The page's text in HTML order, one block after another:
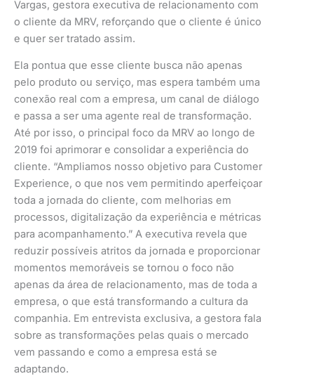
Vargas, gestora executiva de relacionamento com
o cliente da MRV, reforçando que o cliente é único
e quer ser tratado assim.
Ela pontua que esse cliente busca não apenas
pelo produto ou serviço, mas espera também uma
conexão real com a empresa, um canal de diálogo
e passa a ser uma agente real de transformação.
Até por isso, o principal foco da MRV ao longo de
2019 foi aprimorar e consolidar a experiência do
cliente. “Ampliamos nosso objetivo para Customer
Experience, o que nos vem permitindo aperfeiçoar
toda a jornada do cliente, com melhorias em
processos, digitalização da experiência e métricas
para acompanhamento.” A executiva revela que
reduzir possíveis atritos da jornada e proporcionar
momentos memoráveis se tornou o foco não
apenas da área de relacionamento, mas de toda a
empresa, o que está transformando a cultura da
companhia. Em entrevista exclusiva, a gestora fala
sobre as transformações pelas quais o mercado
vem passando e como a empresa está se
adaptando.